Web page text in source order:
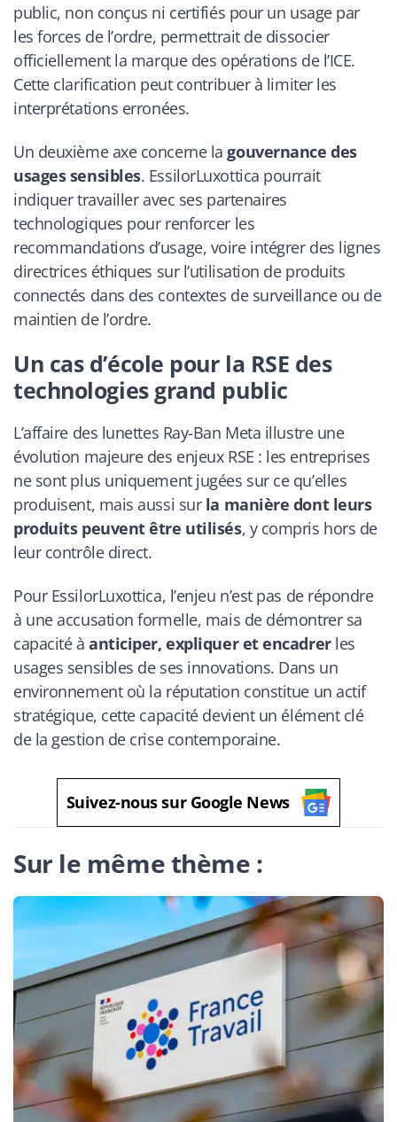
public, non conçus ni certifiés pour un usage par
les forces de l’ordre, permettrait de dissocier
officiellement la marque des opérations de l’ICE.
Cette clarification peut contribuer à limiter les
interprétations erronées.
Un deuxième axe concerne lagouvernance des
usages sensibles. EssilorLuxottica pourrait
indiquer travailler avec ses partenaires
technologiques pour renforcer les
recommandations d’usage, voire intégrer des lignes
directrices éthiques sur l’utilisation de produits
connectés dans des contextes de surveillance ou de
maintien de l’ordre.
Un cas d’école pour la RSE des
technologies grand public
L’affaire des lunettes Ray-Ban Meta illustre une
évolution majeure des enjeux RSE : les entreprises
ne sont plus uniquement jugées sur ce qu’elles
produisent, mais aussi sur la manière dont leurs
produits peuvent être utilisés, y compris hors de
leur contrôle direct.
Pour EssilorLuxottica, l’enjeu n’est pas de répondre
à une accusation formelle, mais de démontrer sa
capacité àanticiper, expliquer et encadrerles
usages sensibles de ses innovations. Dans un
environnement où la réputation constitue un actif
stratégique, cette capacité devient un élément clé
de la gestion de crise contemporaine.
Suivez-nous sur Google News
Sur le même thème :